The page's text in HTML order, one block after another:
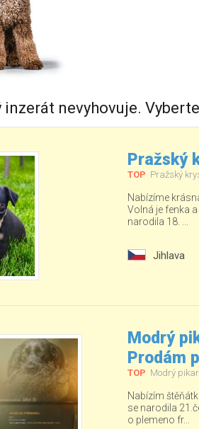
nevyhovuje.
Pražský
TOP Pražský
Nabízíme
Volná je fenka
narodila 18. ...
Jihlava
Modrý
Prodám
TOP Modrý
Nabízím
se narodila
o plemeno fr...